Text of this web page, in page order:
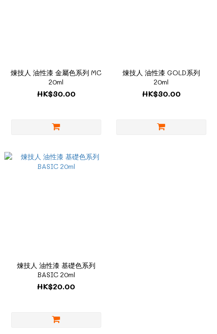
煉技人 油性漆 金屬色系列 MC
20ml
HK$30.00
煉技人 油性漆 GOLD系列
20ml
HK$30.00
煉技人 油性漆 基礎色系列
BASIC 20ml
HK$20.00